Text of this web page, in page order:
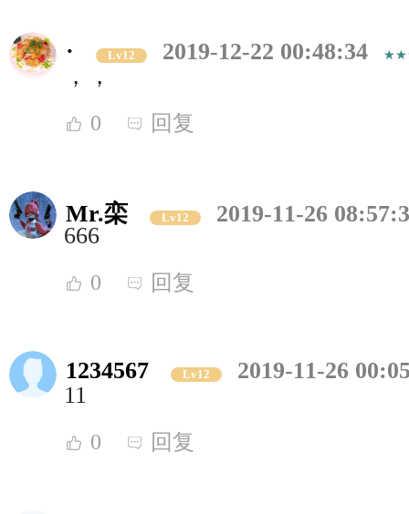
· Lv12
2019-12-22 00:48:34
，，
0 回复
Mr.栾 Lv12
2019-11-26
666
0 回复
1234567 Lv12
2019-11-26
11
0 回复